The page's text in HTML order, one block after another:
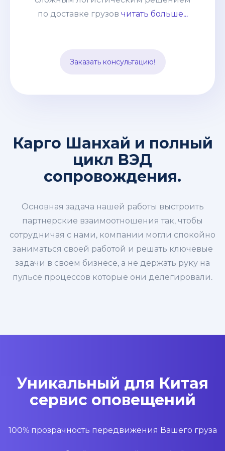
по доставке грузов читать больше...
Заказать консультацию!
же Вам не нужно быть участником
себя.
Карго Шанхай и полный
цикл ВЭД
сопровождения.
Основная задача нашей работы выстроить
партнерские взаимоотношения так, чтобы
сотрудничая с нами, компании могли спокойно
заниматься своей работой и решать ключевые
задачи в своем бизнесе, а не держать руку на
пульсе процессов которые они делегировали.
Уникальный для Китая
сервис оповещений
100% прозрачность передвижения Вашего груза